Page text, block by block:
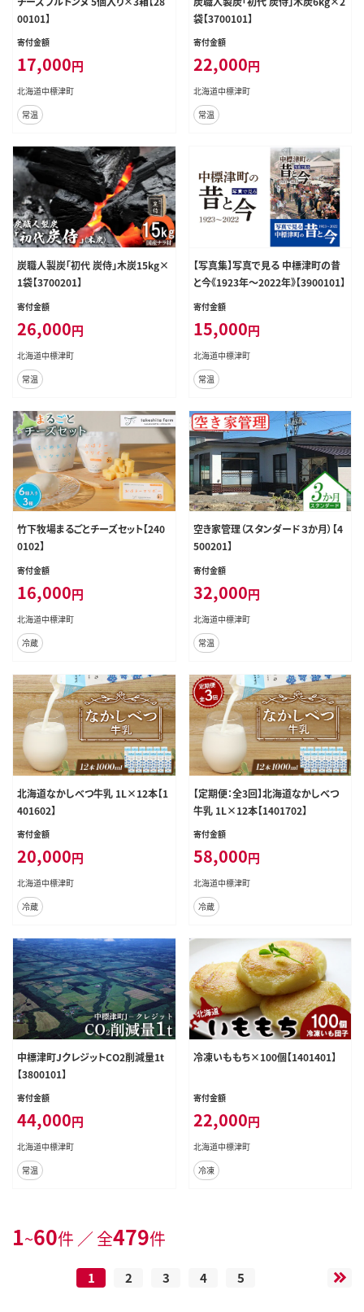
00101】
寄付金額
17,000円
北海道中標津町
常温
袋【3700101】
寄付金額
22,000円
北海道中標津町
常温
炭職人製炭「初代 炭侍」木炭15kg×
1袋【3700201】
寄付金額
26,000円
北海道中標津町
常温
【写真集】写真で見る 中標津町の昔
と今《1923年～2022年》【3900101】
寄付金額
15,000円
北海道中標津町
常温
竹下牧場まるごとチーズセット【240
0102】
寄付金額
16,000円
北海道中標津町
冷蔵
空き家管理（スタンダード３か月）【4
500201】
寄付金額
32,000円
北海道中標津町
常温
北海道なかしべつ牛乳 1L×12本【1
401602】
寄付金額
20,000円
北海道中標津町
冷蔵
【定期便：全3回】北海道なかしべつ
牛乳 1L×12本【1401702】
寄付金額
58,000円
北海道中標津町
冷蔵
中標津町JクレジットCO2削減量1t
【3800101】
寄付金額
44,000円
北海道中標津町
常温
冷凍いももち×100個【1401401】
寄付金額
22,000円
北海道中標津町
冷凍
1~60件 ／ 全479件
1 2 3 4 5